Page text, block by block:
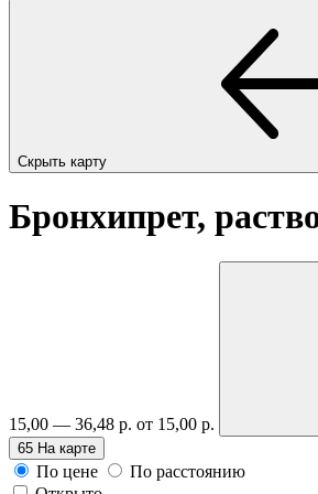
Скрыть карту
Бронхипрет,
15,00 — 36,48 р. от 15,00 р.
65 На карте
По цене
По расстоянию